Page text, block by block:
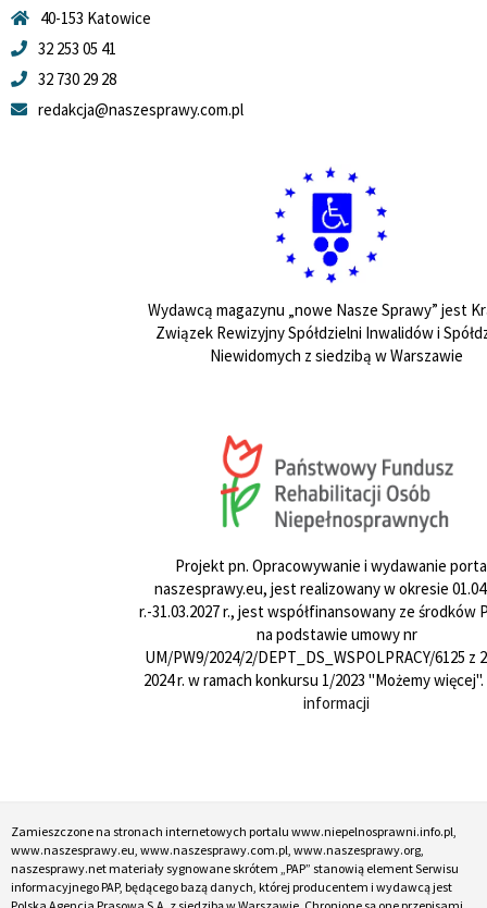
40-153 Katowice
32 253 05 41
32 730 29 28
redakcja@naszesprawy.com.pl
Wydawcą magazynu „nowe Nasze Sprawy” jest
Związek Rewizyjny Spółdzielni Inwalidów i
Niewidomych z siedzibą w Warszawie
Projekt pn. Opracowywanie i wydawanie
naszesprawy.eu, jest realizowany w okresie
r.-31.03.2027 r., jest współfinansowany ze środków
na podstawie umowy nr
UM/PW9/2024/2/DEPT_DS_WSPOLPRACY/6125 z
2024 r. w ramach konkursu 1/2023 "Możemy więcej".
informacji
Zamieszczone na stronach internetowych portalu www.niepelnosprawni.info.pl,
www.naszesprawy.eu, www.naszesprawy.com.pl, www.naszesprawy.org,
naszesprawy.net materiały sygnowane skrótem „PAP” stanowią element Serwisu
informacyjnego PAP, będącego bazą danych, której producentem i wydawcą jest